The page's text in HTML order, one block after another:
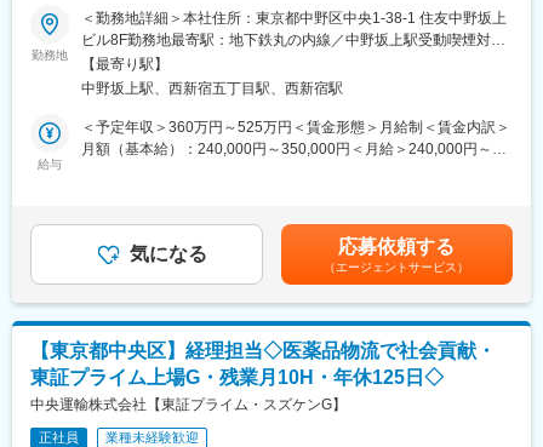
※薬剤師・医療事務あわせての採用数は全国で年間150名ほどで
す。
【組織構成】
（20代～40代）で構成されています。
若手の多い組織のため相談や情報共有も活発で、チームで協力し
【キャリアパス】
ご入社後、ご経験やスキルに合わせてお任せする業務を決定しま
す。
将来的には採用業務だけではなく、人事企画にもチャレンジして
いただき、ゆくゆくは採用のリーダーとしてご活躍いただくこと
を期待しています。
変更の範囲：会社の定める業務
人ひとりに寄り添い、信頼関係を築く力です。
◆就職活動だけでなく、国家試験前の不安や悩みのメンタルサポ
ートなど、学生にとって身近な存在として成長を支えることがで
きます。
◆時間をかけて関係性を築いた学生が入社し、活躍する姿を見ら
れることは、この仕事ならではの大きなやりがいです。
◆20代～30代を中心とした若い組織で、アイデアや意見を発信し
■業務概要
全国400店舗以上の地域密着型の調剤薬局を展開する当社は、今
後も事業拡大を見据え、採用体制強化のための新卒採用担当を募
承諾、入社までのフォローを担当いただきます。学生一人一人に
寄り添い長期的に関わりながら、入社意思形成まで伴走できる仕
事です。
■業務詳細：
勤務地
＜勤務地詳細＞本社住所：東京都中野区中央1-38-1 住友中野坂上
ビル8F勤務地最寄駅：地下鉄丸の内線／中野坂上駅受動喫煙対
策：屋内全面禁煙変更の範囲：会社の定める事業所
【最寄り駅】
中野坂上駅、西新宿五丁目駅、西新宿駅
給与
＜予定年収＞360万円～525万円＜賃金形態＞月給制＜賃金内訳＞
月額（基本給）：240,000円～350,000円＜月給＞240,000円～
目＞残業10時間/月の場合 382万円～557万円 主任：414万円～
589万円賃金はあくまでも目安の金額であり、選考を通じて上下
する可能性があります。月給(月額)は固定手当を含めた表記です。
気になる 応募依頼する
（エージェントサービス）
【東京都中央区】経理担当◇医薬品物流で社会貢献・
東証プライム上場G・残業月10H・年休125日◇
中央運輸株式会社【東証プライム・スズケンG】
正社員 業種未経験歓迎